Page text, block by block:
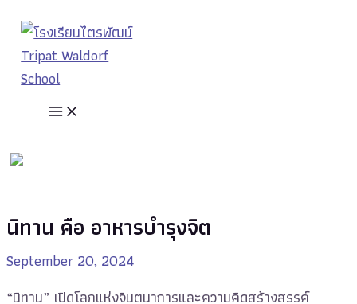
content
นิทาน คือ อาหารบำรุงจิต
September 20, 2024
“นิทาน” เปิดโลกแห่งจินตนาการและความคิดสร้างสรรค์
navigation